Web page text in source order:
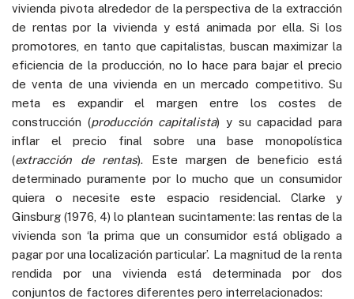
vivienda pivota alrededor de la perspectiva de la extracción
de rentas por la vivienda y está animada por ella. Si los
promotores, en tanto que capitalistas, buscan maximizar la
eficiencia de la producción, no lo hace para bajar el precio
de venta de una vivienda en un mercado competitivo. Su
meta es expandir el margen entre los costes de
construcción (producción capitalista) y su capacidad para
inflar el precio final sobre una base monopolística
(extracción de rentas). Este margen de beneficio está
determinado puramente por lo mucho que un consumidor
quiera o necesite este espacio residencial. Clarke y
Ginsburg (1976, 4) lo plantean sucintamente: las rentas de la
vivienda son ‘la prima que un consumidor está obligado a
pagar por una localización particular’. La magnitud de la renta
rendida por una vivienda está determinada por dos
conjuntos de factores diferentes pero interrelacionados: